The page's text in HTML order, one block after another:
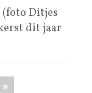
Ditjes
dit jaar
»